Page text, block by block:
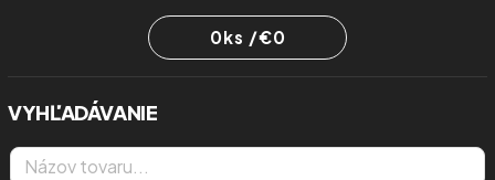
0ks /€0
VYHĽADÁVANIE